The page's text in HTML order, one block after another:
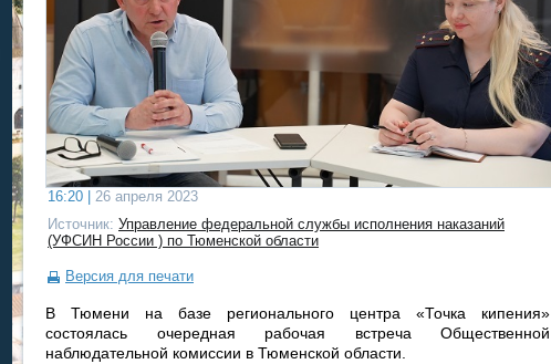
16:20 |
26 апреля 2023
Источник: Управление федеральной службы исполнения наказаний
(УФСИН России ) по Тюменской области
Версия для печати
В Тюмени на базе регионального центра «Точка кипения»
состоялась очередная рабочая встреча Общественной
наблюдательной комиссии в Тюменской области.